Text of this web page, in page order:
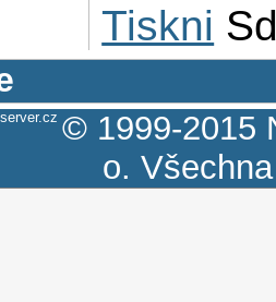
Tiskni
© 1999-2015
o.